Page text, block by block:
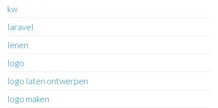
kw
laravel
lenen
logo
logo laten ontwerpen
logo maken